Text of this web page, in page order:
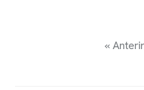
« Anterir